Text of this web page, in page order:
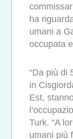
ha
umani a
occupata
“Da più di
in
Est,
Turk. “A
umani più